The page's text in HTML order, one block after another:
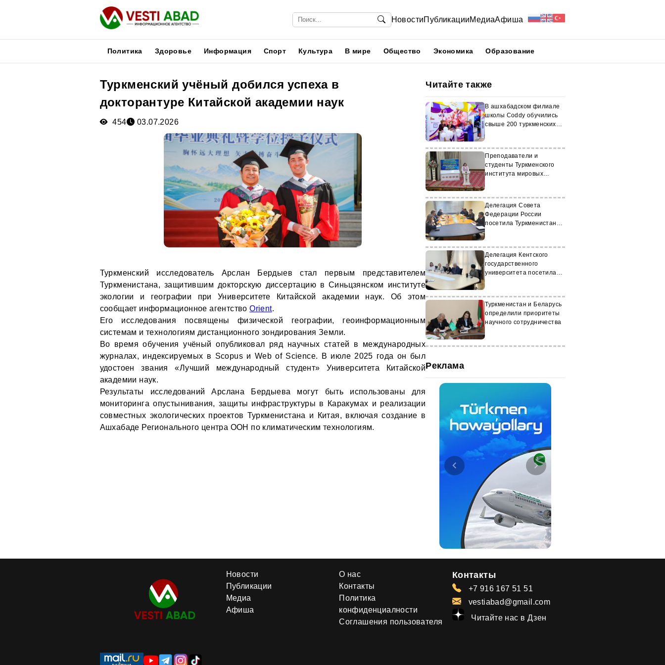
НовостиПубликацииМедиаАфиша
Политика Здоровье Информация Спорт Культура В мире Общество Экономика Образование
Туркменский учёный добился успеха в
докторантуре Китайской академии наук
454 03.07.2026
Туркменский исследователь Арслан Бердыев стал первым представителем
Туркменистана, защитившим докторскую диссертацию в Синьцзянском институте
экологии и географии при Университете Китайской академии наук. Об этом
сообщает информационное агентствоOrient.
Его исследования посвящены физической географии, геоинформационным
системам и технологиям дистанционного зондирования Земли.
Во время обучения учёный опубликовал ряд научных статей в международных
журналах, индексируемых в Scopus и Web of Science. В июле 2025 года он был
удостоен звания «Лучший международный студент» Университета Китайской
академии наук.
Результаты исследований Арслана Бердыева могут быть использованы для
мониторинга опустынивания, защиты инфраструктуры в Каракумах и реализации
совместных экологических проектов Туркменистана и Китая, включая создание в
Ашхабаде Регионального центра ООН по климатическим технологиям.
Читайте также
В ашхабадском филиале
школы Coddy обучились
свыше 200 туркменских
Преподаватели и
студенты Туркменского
института мировых
Делегация Совета
Федерации России
посетила Туркменистан
Делегация Кентского
государственного
университета посетила
Туркменистан и Беларусь
определили приоритеты
научного сотрудничества
Реклама
Новости
Публикации
Медиа
Афиша
О нас
Контакты
Политика
конфиденциалности
Соглашения пользователя
Контакты
+7 916 167 51 51
vestiabad@gmail.com
Читайте нас в Дзен